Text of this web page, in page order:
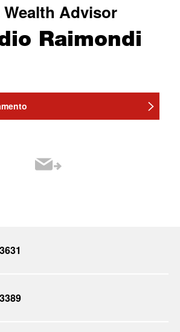
Wealth Advisor
Raimondi